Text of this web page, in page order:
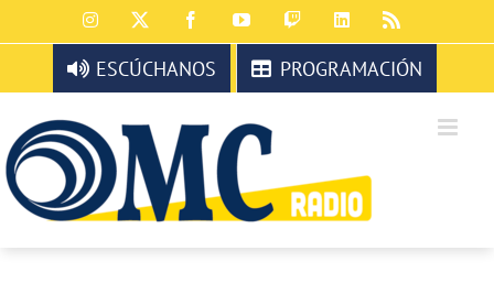
al
contenido
Instagram FacebookYouTubeTwitchLinkedIn
ESCÚCHANOS PROGRAMACIÓN